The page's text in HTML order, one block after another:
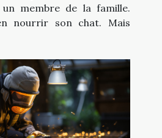
un membre de la famille.
nourrir son chat. Mais